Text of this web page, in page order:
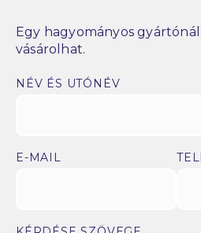
Egy hagyományos
vásárolhat.
NÉV ÉS UTÓNÉV
E-MAIL